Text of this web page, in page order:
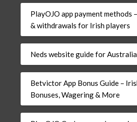
PlayOJO app payment methods
& withdrawals for Irish players
Neds website guide for
Betvictor App Bonus Guide –
Bonuses, Wagering & More